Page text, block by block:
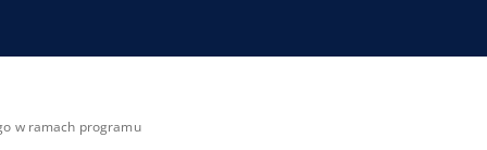
w ramach programu